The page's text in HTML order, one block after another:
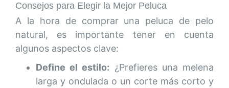
Consejos para Elegir la Mejor Peluca
A la hora de comprar una peluca de pelo
natural, es importante tener en cuenta
algunos aspectos clave:
Define el estilo: ¿Prefieres una melena
larga y ondulada o un corte más corto y